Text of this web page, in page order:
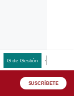
G de Gestión
SUSCRÍBETE